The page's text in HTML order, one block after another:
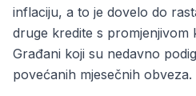
inflaciju, a to je dovelo do
druge kredite s promjenjivom
Građani koji su nedavno
povećanih mjesečnih obveza.